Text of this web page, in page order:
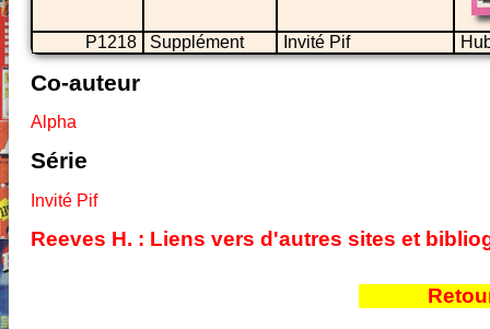
P1218 Supplément Invité Pif
Co-auteur
Alpha
Série
Invité Pif
Reeves H. : Liens vers d'autres sites et